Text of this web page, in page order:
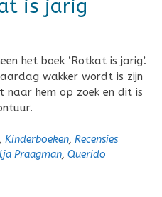
is jarig
het boek ‘Rotkat is jarig’.
wakker wordt is zijn
naar hem op zoek en dit is
, Kinderboeken, Recensies
Praagman, Querido